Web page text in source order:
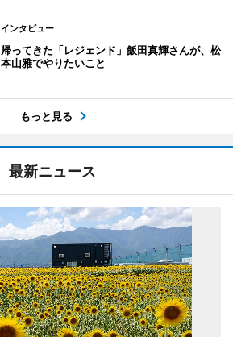
インタビュー
帰ってきた「レジェンド」飯田真輝さんが、松
本山雅でやりたいこと
もっと見る
最新ニュース